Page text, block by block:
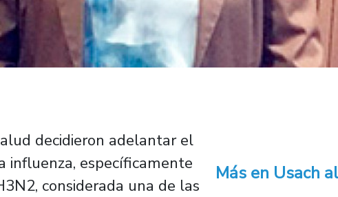
decidieron adelantar el
influenza, específicamente
considerada una de las
Más en Usach